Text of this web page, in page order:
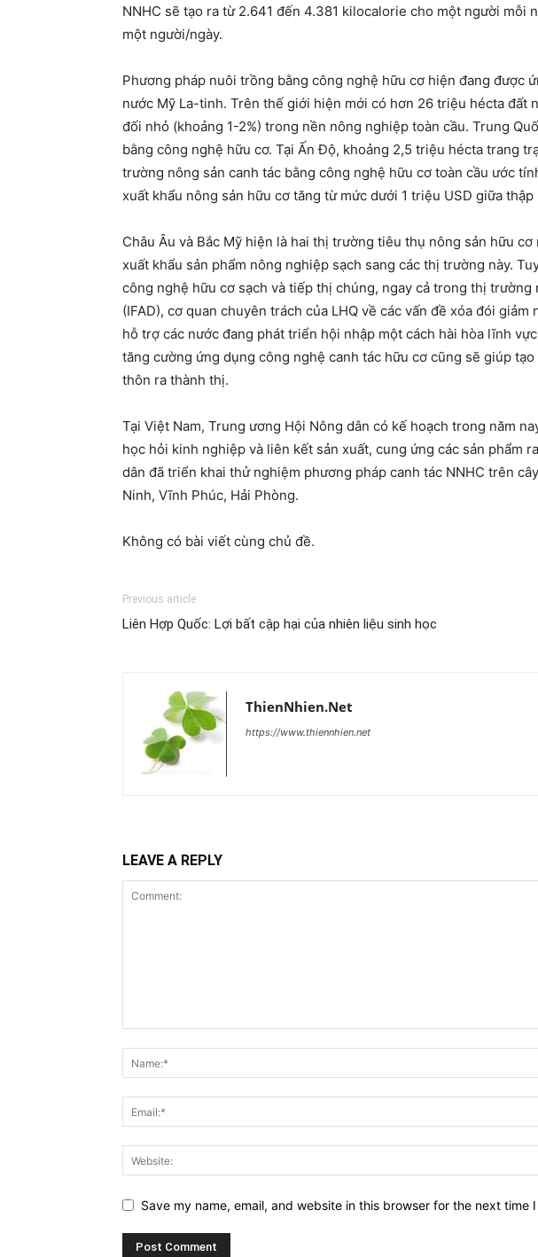
NNHC sẽ tạo ra từ 2.641 đến 4.381 kilocalorie cho một người
một người/ngày.
Phương pháp nuôi trồng bằng công nghệ hữu cơ hiện đang được
nước Mỹ La-tinh. Trên thế giới hiện mới có hơn 26 triệu hécta
đối nhỏ (khoảng 1-2%) trong nền nông nghiệp toàn cầu. Trung
bằng công nghệ hữu cơ. Tại Ấn Độ, khoảng 2,5 triệu hécta trang
trường nông sản canh tác bằng công nghệ hữu cơ toàn cầu ước
xuất khẩu nông sản hữu cơ tăng từ mức dưới 1 triệu USD giữa
Châu Âu và Bắc Mỹ hiện là hai thị trường tiêu thụ nông sản hữu
xuất khẩu sản phẩm nông nghiệp sạch sang các thị trường này.
công nghệ hữu cơ sạch và tiếp thị chúng, ngay cả trong thị
(IFAD), cơ quan chuyên trách của LHQ về các vấn đề xóa đói
hỗ trợ các nước đang phát triển hội nhập một cách hài hòa lĩnh
tăng cường ứng dụng công nghệ canh tác hữu cơ cũng sẽ giúp
thôn ra thành thị.
Tại Việt Nam, Trung ương Hội Nông dân có kế hoạch trong năm
học hỏi kinh nghiệp và liên kết sản xuất, cung ứng các sản phẩm
dân đã triển khai thử nghiệm phương pháp canh tác NNHC trên
Ninh, Vĩnh Phúc, Hải Phòng.
Không có bài viết cùng chủ đề.
Previous article
Liên Hợp Quốc: Lợi bất cập hại của nhiên liệu sinh học
ThienNhien.Net
https://www.thiennhien.net
LEAVE A REPLY
Save my name, email, and website in this browser for the next time